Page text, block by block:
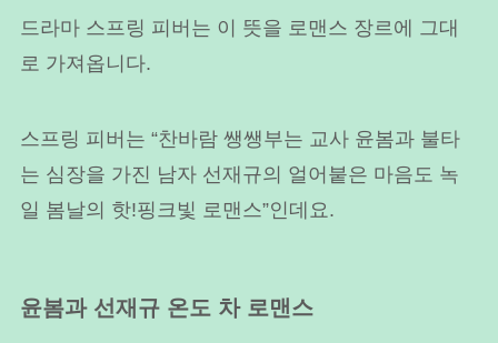
드라마 스프링 피버는 이 뜻을 로맨스 장르에 그대
로 가져옵니다.
스프링 피버는 “찬바람 쌩쌩부는 교사 윤봄과 불타
는 심장을 가진 남자 선재규의 얼어붙은 마음도 녹
일 봄날의 핫!핑크빛 로맨스”인데요.
윤봄과 선재규 온도 차 로맨스